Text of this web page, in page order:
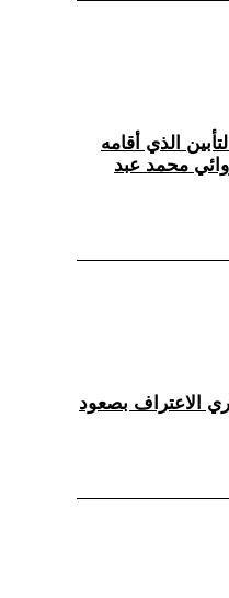
الذي أقامه
محمد عبد
الاعتراف بصعود